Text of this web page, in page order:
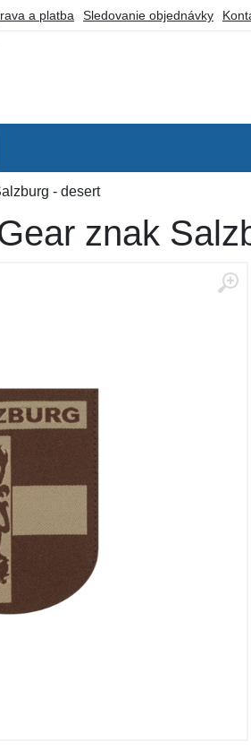
a platba Sledovanie objednávky
- desert
znak